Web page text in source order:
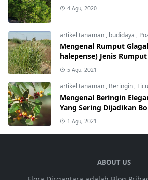
4 Agu, 2020
artikel tanaman , budidaya ,
Mengenal Rumput
halepense) Jenis
5 Agu, 2021
artikel tanaman , Beringin ,
Mengenal Beringin
Yang Sering Dijadikan
1 Agu, 2021
ABOUT US